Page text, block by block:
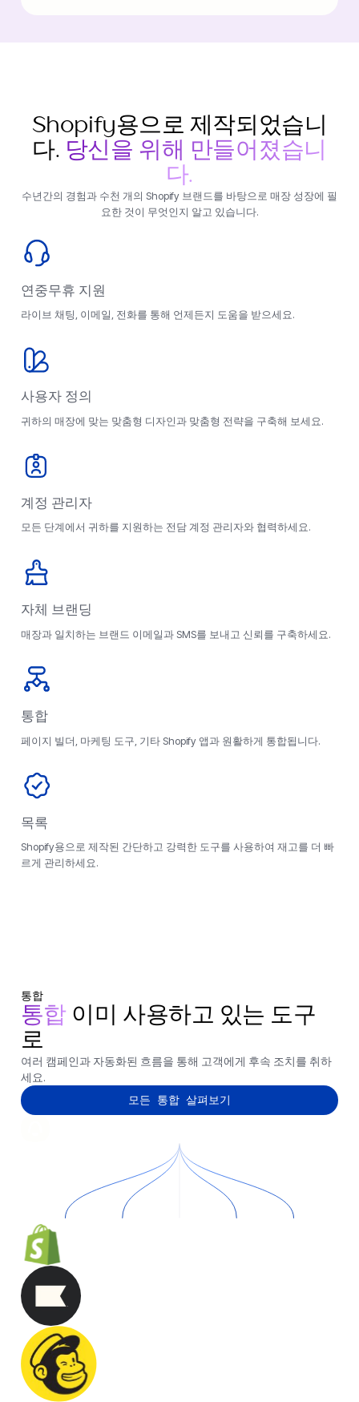
Shopify용으로 제작되었습니
다. 당신을 위해 만들어졌습니
다.
수년간의 경험과 수천 개의 Shopify 브랜드를 바탕으로 매장 성장에 필
요한 것이 무엇인지 알고 있습니다.
연중무휴 지원
라이브 채팅, 이메일, 전화를 통해 언제든지 도움을 받으세요.
사용자 정의
귀하의 매장에 맞는 맞춤형 디자인과 맞춤형 전략을 구축해 보세요.
계정 관리자
모든 단계에서 귀하를 지원하는 전담 계정 관리자와 협력하세요.
자체 브랜딩
매장과 일치하는 브랜드 이메일과 SMS를 보내고 신뢰를 구축하세요.
통합
페이지 빌더, 마케팅 도구, 기타 Shopify 앱과 원활하게 통합됩니다.
목록
Shopify용으로 제작된 간단하고 강력한 도구를 사용하여 재고를 더 빠
르게 관리하세요.
통합
통합이미 사용하고 있는 도구
로
여러 캠페인과 자동화된 흐름을 통해 고객에게 후속 조치를 취하
세요.
모든 통합 살펴보기